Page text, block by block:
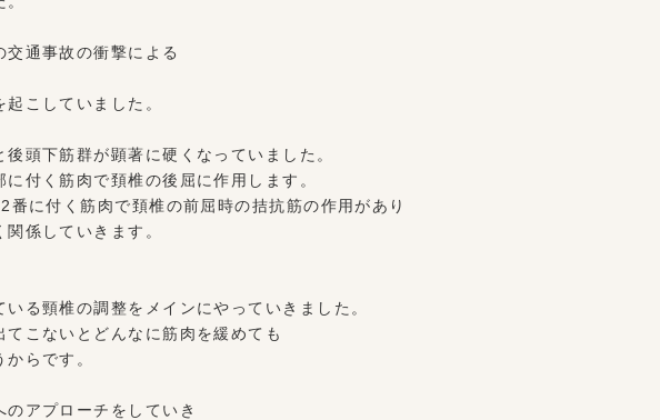
通事故の衝撃による
こしていました。
頭下筋群が顕著に硬くなっていました。
付く筋肉で頚椎の後屈に作用します。
番に付く筋肉で頚椎の前屈時の拮抗筋の作用があり
係していきます。
る頸椎の調整をメインにやっていきました。
こないとどんなに筋肉を緩めても
らです。
アプローチをしていき